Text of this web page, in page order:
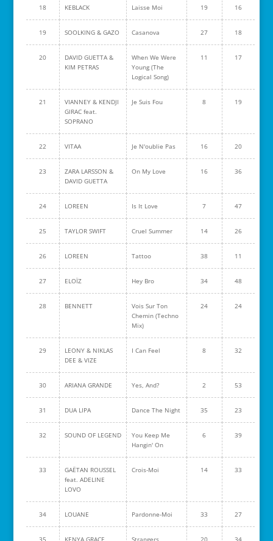
18 KEBLACK Laisse Moi 19 16
19 SOOLKING & GAZO Casanova 27 18
20
DAVID GUETTA &
KIM PETRAS
When We Were
Young (The
Logical Song)
11 17
21
VIANNEY & KENDJI
GIRAC feat.
SOPRANO
Je Suis Fou 8 19
22 VITAA Je N'oublie Pas 16 20
23
ZARA LARSSON &
DAVID GUETTA
On My Love 16 36
24 LOREEN Is It Love 7 47
25 TAYLOR SWIFT Cruel Summer 14 26
26 LOREEN Tattoo 38 11
27 ELOÏZ Hey Bro 34 48
28 BENNETT
Vois Sur Ton
Chemin (Techno
Mix)
24 24
29
LEONY & NIKLAS
DEE & VIZE
I Can Feel 8 32
30 ARIANA GRANDE Yes, And? 2 53
31 DUA LIPA Dance The Night 35 23
32 SOUND OF LEGEND
You Keep Me
Hangin' On
6 39
33
GAËTAN ROUSSEL
feat. ADELINE
LOVO
Crois-Moi 14 33
34 LOUANE Pardonne-Moi 33 27
35 KENYA GRACE Strangers 20 34